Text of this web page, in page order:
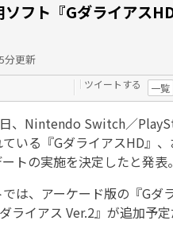
フト『Gダライアス
分更新
ツイートする 一覧
、Nintendo Switch／
いる『GダライアスHD』
トの実施を決定したと発
は、アーケード版の『Gダ
ライアス Ver.2』が追加予定